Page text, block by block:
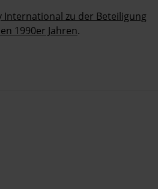
zu der Beteiligung
1990er Jahren.